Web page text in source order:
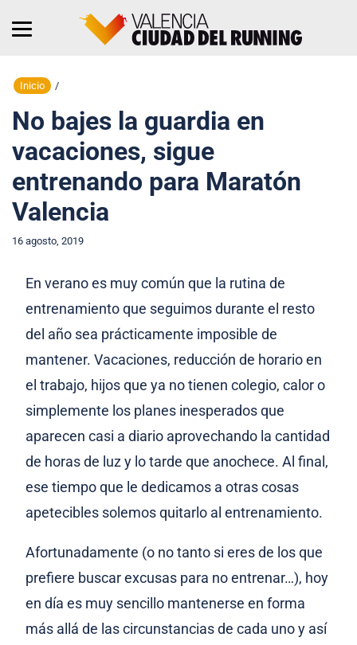
Inicio /
No bajes la guardia en
vacaciones, sigue
entrenando para Maratón
Valencia
16 agosto, 2019
En verano es muy común que la rutina de
entrenamiento que seguimos durante el resto
del año sea prácticamente imposible de
mantener. Vacaciones, reducción de horario en
el trabajo, hijos que ya no tienen colegio, calor o
simplemente los planes inesperados que
aparecen casi a diario aprovechando la cantidad
de horas de luz y lo tarde que anochece. Al final,
ese tiempo que le dedicamos a otras cosas
apetecibles solemos quitarlo al entrenamiento.
Afortunadamente (o no tanto si eres de los que
prefiere buscar excusas para no entrenar…), hoy
en día es muy sencillo mantenerse en forma
más allá de las circunstancias de cada uno y así